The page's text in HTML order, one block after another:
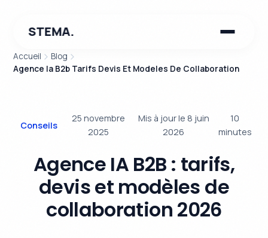
STEMA.
Accueil
Blog
Agence Ia B2b Tarifs Devis Et Modeles De Collaboration
Conseils
25 novembre
2025
Mis à jour le 8 juin
2026
10
minutes
Agence IA B2B : tarifs,
devis et modèles de
collaboration 2026